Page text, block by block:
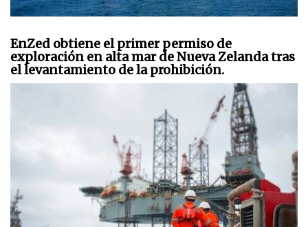
EnZed obtiene el primer permiso de
exploración en alta mar de Nueva Zelanda tras
el levantamiento de la prohibición.